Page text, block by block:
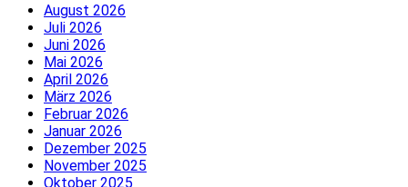
August 2026
Juli 2026
Juni 2026
Mai 2026
April 2026
März 2026
Februar 2026
Januar 2026
Dezember 2025
November 2025
Oktober 2025